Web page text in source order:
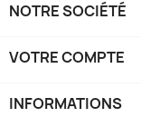
NOTRE SOCIÉTÉ
VOTRE COMPTE
INFORMATIONS